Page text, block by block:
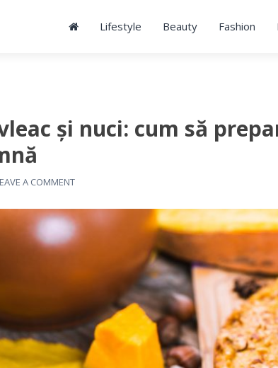
Lifestyle Beauty Fashion
și nuci: cum să
A COMMENT